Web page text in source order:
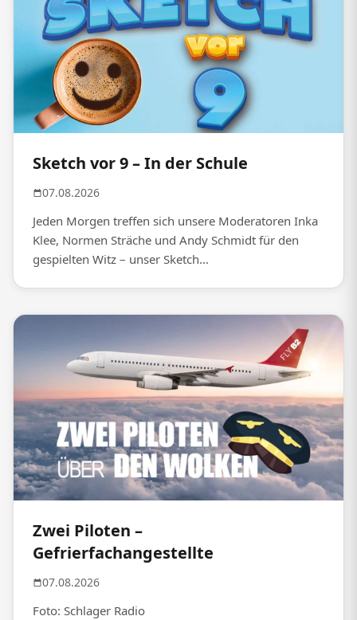
Sketch vor 9 – In der Schule
07.08.2026
Jeden Morgen treffen sich unsere Moderatoren Inka
Klee, Normen Sträche und Andy Schmidt für den
gespielten Witz – unser Sketch...
Zwei Piloten –
Gefrierfachangestellte
07.08.2026
Foto: Schlager Radio